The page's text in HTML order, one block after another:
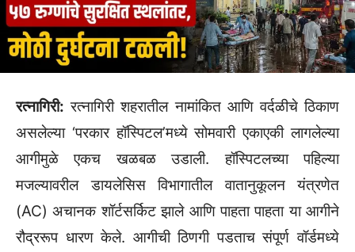
रत्नागिरी: रत्नागिरी शहरातील नामांकित आणि वर्दळीचे ठिकाण
असलेल्या ‘परकार हॉस्पिटल’मध्ये सोमवारी एकाएकी लागलेल्या
आगीमुळे एकच खळबळ उडाली. हॉस्पिटलच्या पहिल्या
मजल्यावरील डायलेसिस विभागातील वातानुकूलन यंत्रणेत
(AC) अचानक शॉर्टसर्किट झाले आणि पाहता पाहता या आगीने
रौद्ररूप धारण केले. आगीची ठिणगी पडताच संपूर्ण वॉर्डमध्ये